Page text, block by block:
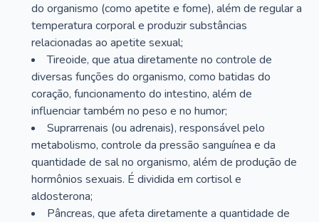
do organismo (como apetite e fome), além de regular a
temperatura corporal e produzir substâncias
relacionadas ao apetite sexual;
Tireoide, que atua diretamente no controle de
diversas funções do organismo, como batidas do
coração, funcionamento do intestino, além de
influenciar também no peso e no humor;
Suprarrenais (ou adrenais), responsável pelo
metabolismo, controle da pressão sanguínea e da
quantidade de sal no organismo, além de produção de
hormônios sexuais. É dividida em cortisol e
aldosterona;
Pâncreas, que afeta diretamente a quantidade de